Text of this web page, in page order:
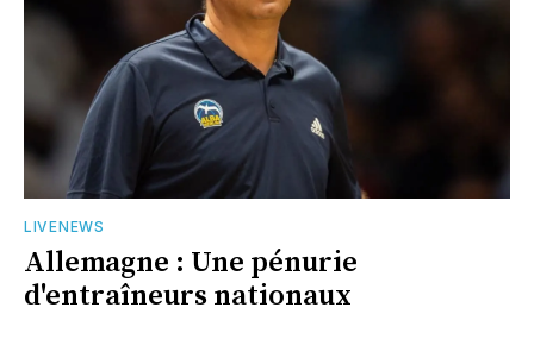
LIVENEWS
Allemagne : Une pénurie
d'entraîneurs nationaux